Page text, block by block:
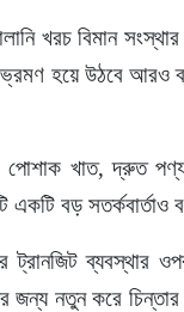
খরচ বিমান
হয়ে উঠবে আরও
পোশাক খাত, দ্রুত
বড় সতর্কবার্তাও
ট্রানজিট
নতুন করে